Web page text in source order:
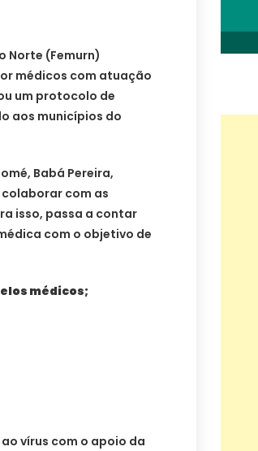
Norte (Femurn)
médicos com atuação
um protocolo de
aos municípios do
Babá Pereira,
com as
isso, passa a contar
com o objetivo de
médicos;
vírus com o apoio da